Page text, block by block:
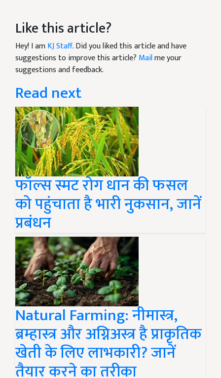
Like this article?
Hey! I amKJ Staff. Did you liked this article and have
suggestions to improve this article? Mailme your
suggestions and feedback.
Read next
फॉल्स स्मट रोग धान की फसल
को पहुंचाता है भारी नुकसान, जानें
प्रबंधन
Natural Farming: नीमास्त्र,
ब्रम्हास्त्र और अग्निअस्त्र है प्राकृतिक
खेती के लिए लाभकारी? जानें
तैयार करने का तरीका